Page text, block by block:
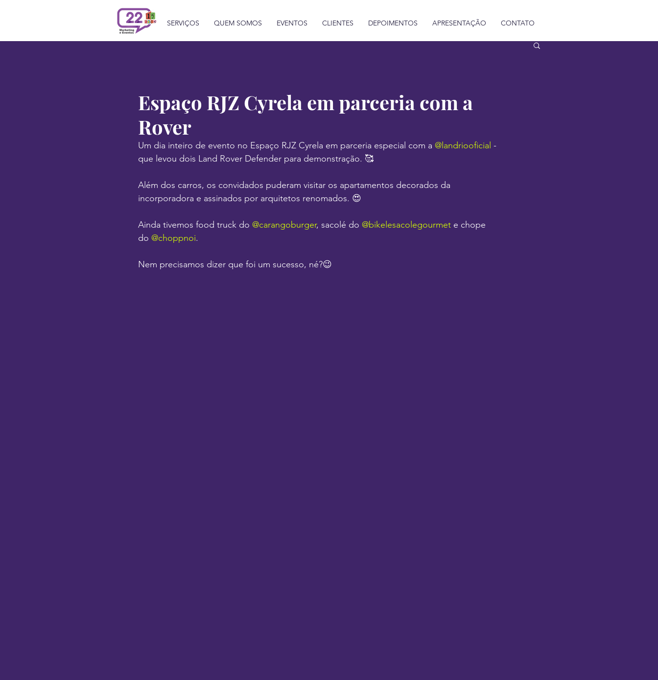
SERVIÇOS QUEM SOMOS EVENTOS CLIENTES DEPOIMENTOS APRESENTAÇÃO CONTATO
Espaço RJZ Cyrela em parceria com a
Rover
Um dia inteiro de evento no Espaço RJZ Cyrela em parceria especial com a @landriooficial -
que levou dois Land Rover Defender para demonstração. 🥰
Além dos carros, os convidados puderam visitar os apartamentos decorados da
incorporadora e assinados por arquitetos renomados. 😍
Ainda tivemos food truck do @carangoburger, sacolé do @bikelesacolegourmet e chope
do @choppnoi.
Nem precisamos dizer que foi um sucesso, né?😉